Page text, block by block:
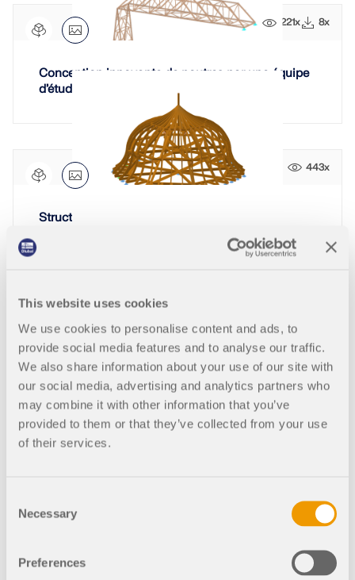
This website uses cookies
We use cookies to personalise content and ads, to
provide social media features and to analyse our traffic.
We also share information about your use of our site with
our social media, advertising and analytics partners who
may combine it with other information that you’ve
provided to them or that they’ve collected from your use
of their services.
Selection
Necessary
Preferences
221x 8x
Conception innovante de poutres par une équipe
d’étudiants
443x
Structure de toiture de la tour des cuisines
Halle de tennis avec ossature bois
372x 23x
428x 53x